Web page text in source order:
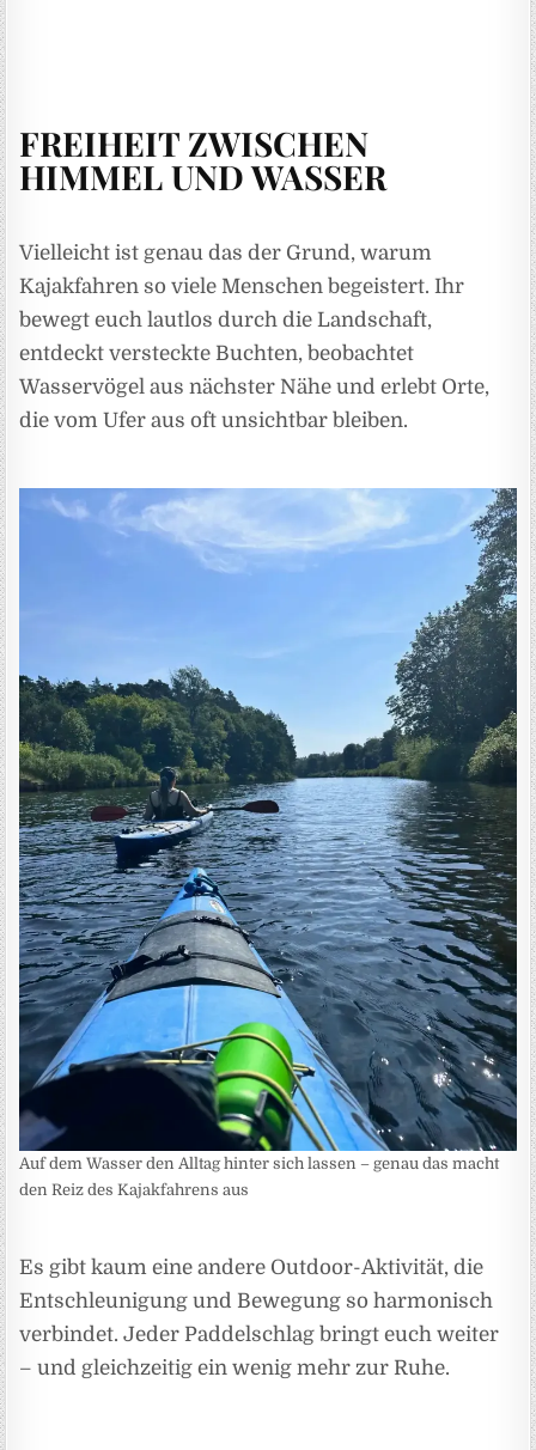
FREIHEIT ZWISCHEN
HIMMEL UND WASSER
Vielleicht ist genau das der Grund, warum
Kajakfahren so viele Menschen begeistert. Ihr
bewegt euch lautlos durch die Landschaft,
entdeckt versteckte Buchten, beobachtet
Wasservögel aus nächster Nähe und erlebt Orte,
die vom Ufer aus oft unsichtbar bleiben.
Auf dem Wasser den Alltag hinter sich lassen – genau das macht
den Reiz des Kajakfahrens aus
Es gibt kaum eine andere Outdoor-Aktivität, die
Entschleunigung und Bewegung so harmonisch
verbindet. Jeder Paddelschlag bringt euch weiter
– und gleichzeitig ein wenig mehr zur Ruhe.